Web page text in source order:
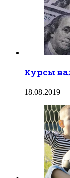
Курсы
18.08.2019